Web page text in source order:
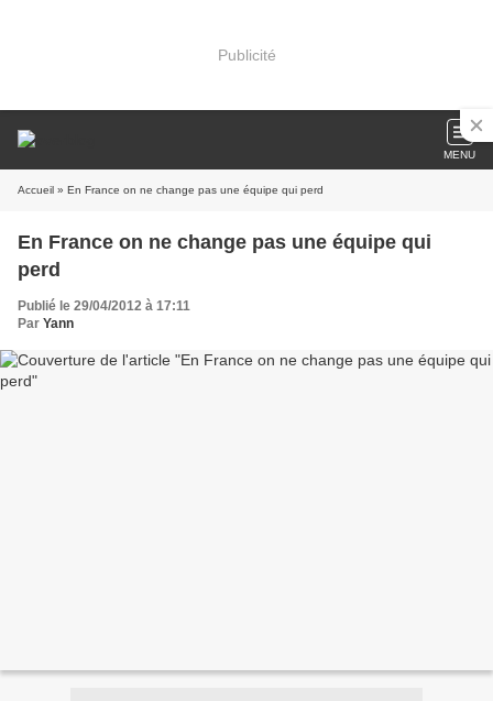
Publicité
MENU
Accueil » En France on ne change pas une équipe qui perd
En France on ne change pas une équipe qui
perd
Publié le 29/04/2012 à 17:11
Par Yann